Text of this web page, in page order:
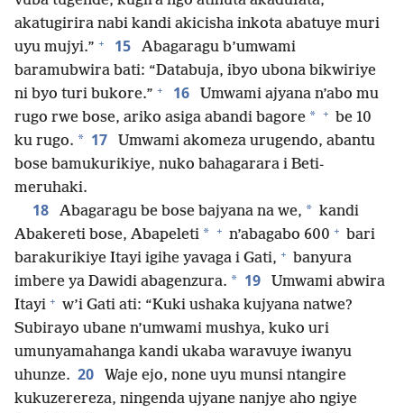
akatugirira nabi kandi akicisha inkota abatuye muri
uyu mujyi.” + 15
Abagaragu b’umwami
baramubwira bati: “Databuja, ibyo ubona bikwiriye
ni byo turi bukore.” + 16
Umwami ajyana n’abo mu
rugo rwe bose, ariko asiga abandi bagore * + be 10
ku rugo. * 17
Umwami akomeza urugendo, abantu
bose bamukurikiye, nuko bahagarara i Beti-
meruhaki.
18 Abagaragu be bose bajyana na we, * kandi
Abakereti bose, Abapeleti * + n’abagabo 600 + bari
barakurikiye Itayi igihe yavaga i Gati, + banyura
imbere ya Dawidi abagenzura. * 19
Umwami abwira
Itayi + w’i Gati ati: “Kuki ushaka kujyana natwe?
Subirayo ubane n’umwami mushya, kuko uri
umunyamahanga kandi ukaba waravuye iwanyu
uhunze. 20
Waje ejo, none uyu munsi ntangire
kukuzerereza, ningenda ujyane nanjye aho ngiye